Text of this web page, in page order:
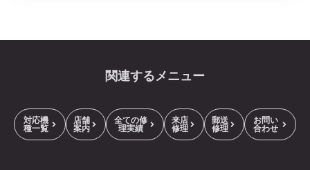
関連するメニュー
対応機
種一覧
店舗
案内
全ての修
理実績
来店
修理
郵送
修理
お問い
合わせ